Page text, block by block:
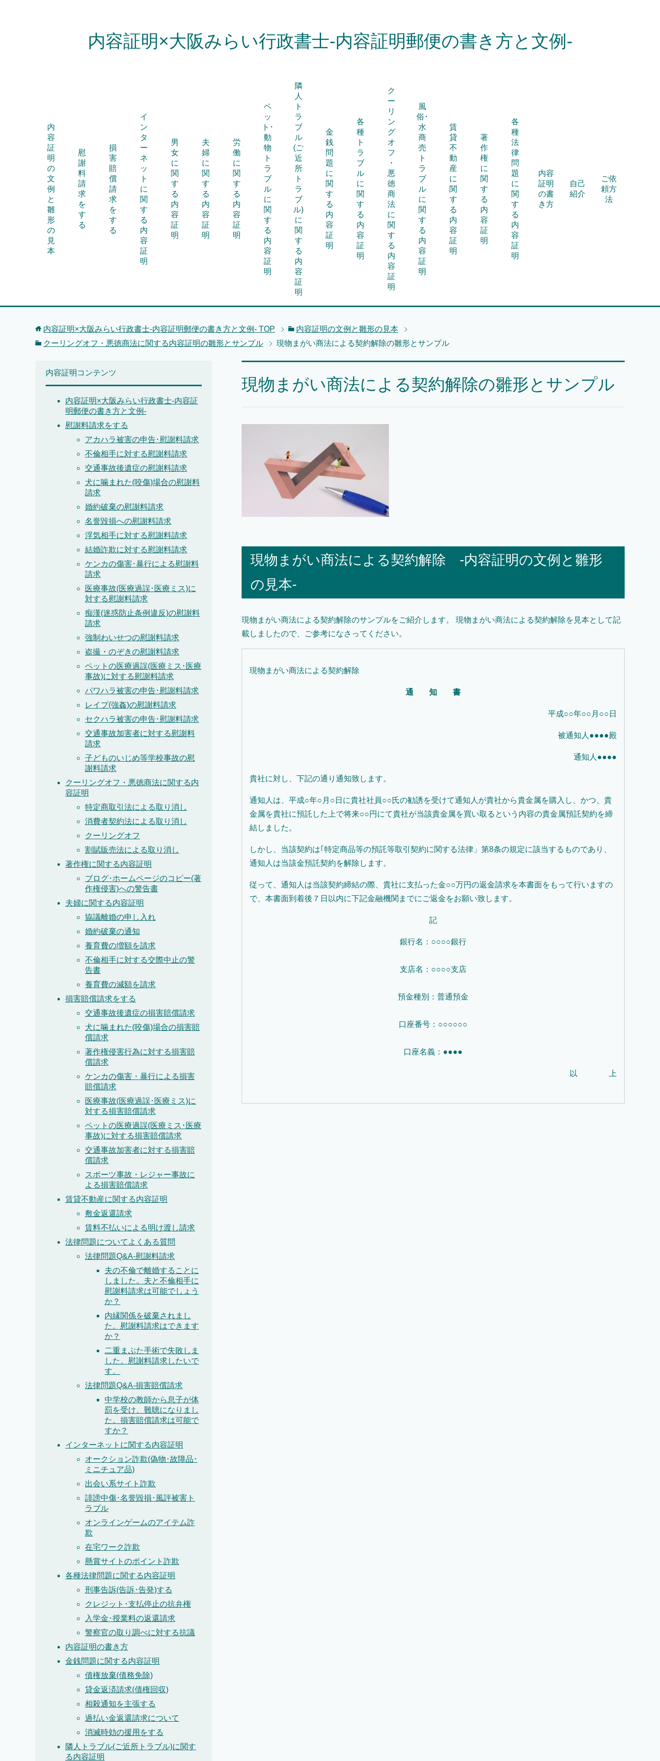
内容証明×大阪みらい行政書士-内容証明郵便の書き方と文例-
内
容
証
明
の
文
例
と
雛
形
の
見
本
慰
謝
料
請
求
を
す
る
損
害
賠
償
請
求
を
す
る
イ
ン
タ
ー
ネ
ッ
ト
に
関
す
る
内
容
証
明
男
女
に
関
す
る
内
容
証
明
夫
婦
に
関
す
る
内
容
証
明
労
働
に
関
す
る
内
容
証
明
ペ
ッ
ト･
動
物
ト
ラ
ブ
ル
に
関
す
る
内
容
証
明
隣
人
ト
ラ
ブ
ル
(ご
近
所
ト
ラ
ブ
ル)
に
関
す
る
内
容
証
明
金
銭
問
題
に
関
す
る
内
容
証
明
各
種
ト
ラ
ブ
ル
に
関
す
る
内
容
証
明
ク
ー
リ
ン
グ
オ
フ
・
悪
徳
商
法
に
関
す
る
内
容
証
明
風
俗･
水
商
売
ト
ラ
ブ
ル
に
関
す
る
内
容
証
明
賃
貸
不
動
産
に
関
す
る
内
容
証
明
著
作
権
に
関
す
る
内
容
証
明
各
種
法
律
問
題
に
関
す
る
内
容
証
明
内容
証明
の書
き方
自己
紹介
ご依
頼方
法
内容証明×大阪みらい行政書士-内容証明郵便の書き方と文例- TOP
内容証明の文例と雛形の見本
クーリングオフ・悪徳商法に関する内容証明の雛形とサンプル
現物まがい商法による契約解除の雛形とサンプル
現物まがい商法による契約解除の雛形とサンプル
現物まがい商法による契約解除 -内容証明の文例と雛形
の見本-
現物まがい商法による契約解除のサンプルをご紹介します。 現物まがい商法による契約解除を見本として記
載しましたので、ご参考になさってください。
現物まがい商法による契約解除
通 知 書
平成○○年○○月○○日
被通知人●●●●殿
通知人●●●●
貴社に対し、下記の通り通知致します。
通知人は、平成○年○月○日に貴社社員○○氏の勧誘を受けて通知人が貴社から貴金属を購入し、かつ、貴
金属を貴社に預託した上で将来○○円にて貴社が当該貴金属を買い取るという内容の貴金属預託契約を締
結しました。
しかし、当該契約は｢特定商品等の預託等取引契約に関する法律」第8条の規定に該当するものであり、
通知人は当該金預託契約を解除します。
従って、通知人は当該契約締結の際、貴社に支払った金○○万円の返金請求を本書面をもって行いますの
で、本書面到着後７日以内に下記金融機関までにご返金をお願い致します。
記
銀行名：○○○○銀行
支店名：○○○○支店
預金種別：普通預金
口座番号：○○○○○○
口座名義：●●●●
以 上
内容証明コンテンツ
内容証明×大阪みらい行政書士-内容証
明郵便の書き方と文例-
慰謝料請求をする
アカハラ被害の申告･慰謝料請求
不倫相手に対する慰謝料請求
交通事故後遺症の慰謝料請求
犬に噛まれた(咬傷)場合の慰謝料
請求
婚約破棄の慰謝料請求
名誉毀損への慰謝料請求
浮気相手に対する慰謝料請求
結婚詐欺に対する慰謝料請求
ケンカの傷害･暴行による慰謝料
請求
医療事故(医療過誤･医療ミス)に
対する慰謝料請求
痴漢(迷惑防止条例違反)の慰謝料
請求
強制わいせつの慰謝料請求
盗撮・のぞきの慰謝料請求
ペットの医療過誤(医療ミス･医療
事故)に対する慰謝料請求
パワハラ被害の申告･慰謝料請求
レイプ(強姦)の慰謝料請求
セクハラ被害の申告･慰謝料請求
交通事故加害者に対する慰謝料
請求
子どものいじめ等学校事故の慰
謝料請求
クーリングオフ・悪徳商法に関する内
容証明
特定商取引法による取り消し
消費者契約法による取り消し
クーリングオフ
割賦販売法による取り消し
著作権に関する内容証明
ブログ･ホームページのコピー(著
作権侵害)への警告書
夫婦に関する内容証明
協議離婚の申し入れ
婚約破棄の通知
養育費の増額を請求
不倫相手に対する交際中止の警
告書
養育費の減額を請求
損害賠償請求をする
交通事故後遺症の損害賠償請求
犬に噛まれた(咬傷)場合の損害賠
償請求
著作権侵害行為に対する損害賠
償請求
ケンカの傷害・暴行による損害
賠償請求
医療事故(医療過誤･医療ミス)に
対する損害賠償請求
ペットの医療過誤(医療ミス･医療
事故)に対する損害賠償請求
交通事故加害者に対する損害賠
償請求
スポーツ事故・レジャー事故に
よる損害賠償請求
賃貸不動産に関する内容証明
敷金返還請求
賃料不払いによる明け渡し請求
法律問題についてよくある質問
法律問題Q&A-慰謝料請求
夫の不倫で離婚することに
しました。夫と不倫相手に
慰謝料請求は可能でしょう
か？
内縁関係を破棄されまし
た。慰謝料請求はできます
か？
二重まぶた手術で失敗しま
した。慰謝料請求したいで
す。
法律問題Q&A-損害賠償請求
中学校の教師から息子が体
罰を受け、難聴になりまし
た。損害賠償請求は可能で
すか？
インターネットに関する内容証明
オークション詐欺(偽物･故障品･
ミニチュア品)
出会い系サイト詐欺
誹謗中傷･名誉毀損･風評被害ト
ラブル
オンラインゲームのアイテム詐
欺
在宅ワーク詐欺
懸賞サイトのポイント詐欺
各種法律問題に関する内容証明
刑事告訴(告訴･告発)する
クレジット･支払停止の抗弁権
入学金･授業料の返還請求
警察官の取り調べに対する抗議
内容証明の書き方
金銭問題に関する内容証明
債権放棄(債務免除)
貸金返済請求(債権回収)
相殺通知を主張する
過払い金返還請求について
消滅時効の援用をする
隣人トラブル(ご近所トラブル)に関す
る内容証明